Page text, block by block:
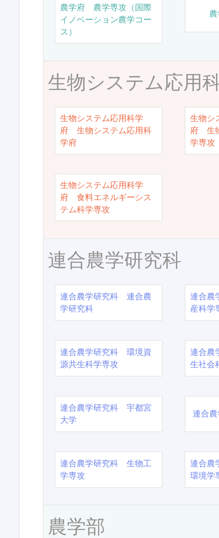
農学府 農学専攻（国際
イノベーション農学コー
ス）
生物システム応用
生物システム応用科学
府 生物システム応用科
学府
生物シ
府 生
学専攻
生物システム応用科学
府 食料エネルギーシス
テム科学専攻
連合農学研究科
連合農学研究科 連合農
学研究科
連合農
産科学
連合農学研究科 環境資
源共生科学専攻
連合農
生社会
連合農学研究科 宇都宮
大学
連合
連合農学研究科 生物工
学専攻
連合農
環境学
農学部